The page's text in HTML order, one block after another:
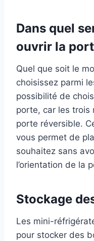
Dans quel
ouvrir la
Quel que soit le
choisissez parmi
possibilité de
porte, car les trois
porte réversible.
vous permet de
souhaitez sans
l’orientation de la
Stockage
Les mini-
pour stocker des